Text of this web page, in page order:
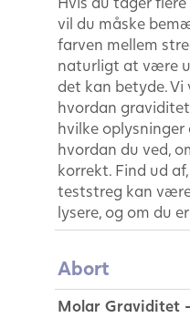
vil du måske
farven mellem
naturligt at være
det kan betyde. Vi
hvordan
hvilke oplysninger
hvordan du ved,
korrekt. Find ud
teststreg kan
lysere, og om du
Abort
Molar Graviditet